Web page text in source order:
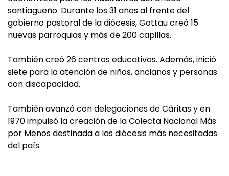
santiagueño. Durante los 31 años al frente del
gobierno pastoral de la diócesis, Gottau creó 15
nuevas parroquias y más de 200 capillas.
También creó 26 centros educativos. Además, inició
siete para la atención de niños, ancianos y personas
con discapacidad.
También avanzó con delegaciones de Cáritas y en
1970 impulsó la creación de la Colecta Nacional Más
por Menos destinada a las diócesis más necesitadas
del país.